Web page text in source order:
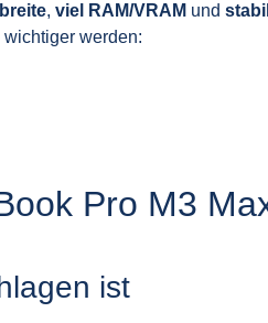
, viel RAM/VRAM und
werden:
Pro M3
ist